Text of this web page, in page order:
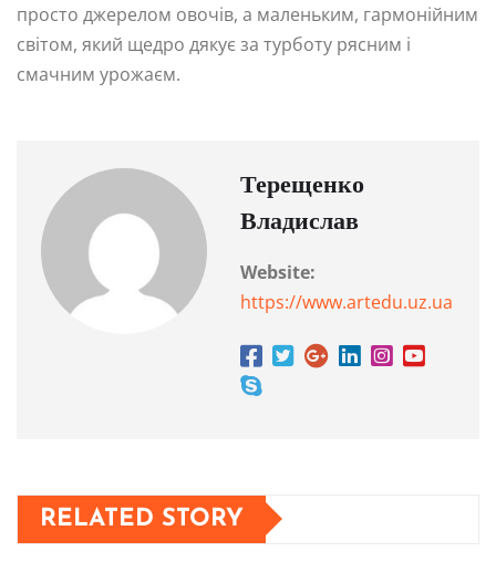
просто джерелом овочів, а маленьким, гармонійним
світом, який щедро дякує за турботу рясним і
смачним урожаєм.
Терещенко
Владислав
Website:
https://www.artedu.uz.ua
RELATED STORY